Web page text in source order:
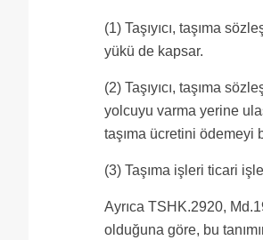
(1) Taşıyıcı, taşıma
yükü de kapsar.
(2) Taşıyıcı, taşıma
yolcuyu varma yerine
taşıma ücretini ödemeyi
(3) Taşıma işleri ticari
Ayrıca TSHK.2920,
olduğuna göre, bu